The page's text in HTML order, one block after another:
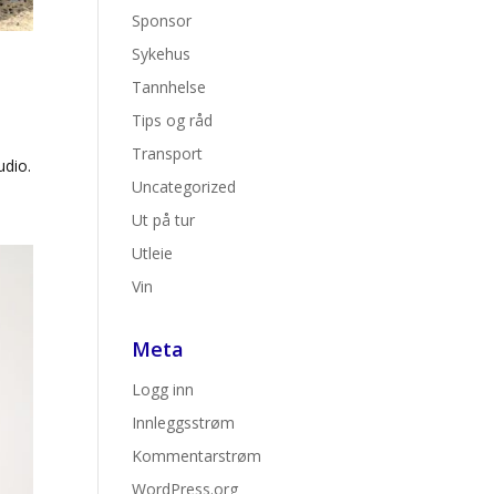
Sponsor
Sykehus
Tannhelse
Tips og råd
Transport
Uncategorized
Ut på tur
Utleie
Vin
Meta
Logg inn
Innleggsstrøm
Kommentarstrøm
WordPress.org